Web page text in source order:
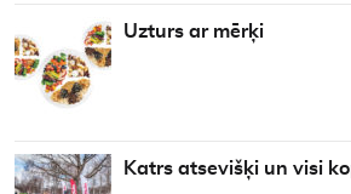
Uzturs ar mērķi
Katrs atsevišķi un visi